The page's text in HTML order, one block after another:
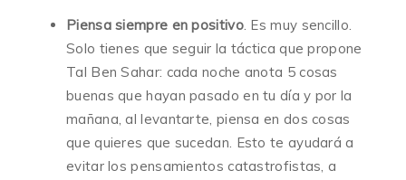
Piensa siempre en positivo. Es muy sencillo.
Solo tienes que seguir la táctica que propone
Tal Ben Sahar: cada noche anota 5 cosas
buenas que hayan pasado en tu día y por la
mañana, al levantarte, piensa en dos cosas
que quieres que sucedan. Esto te ayudará a
evitar los pensamientos catastrofistas, a